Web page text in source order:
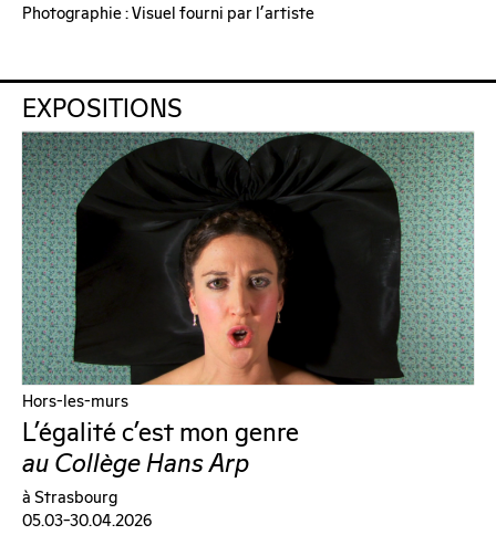
Photographie : Visuel fourni par l'artiste
EXPOSITIONS
Hors-les-murs
L’égalité c’est mon genre
au Collège Hans Arp
à Strasbourg
05.03–30.04.2026